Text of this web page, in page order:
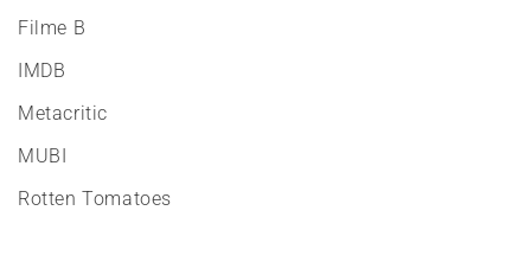
Filme B
IMDB
Metacritic
MUBI
Rotten Tomatoes